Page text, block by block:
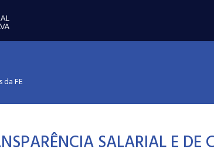
FE
SALARIAL E DE